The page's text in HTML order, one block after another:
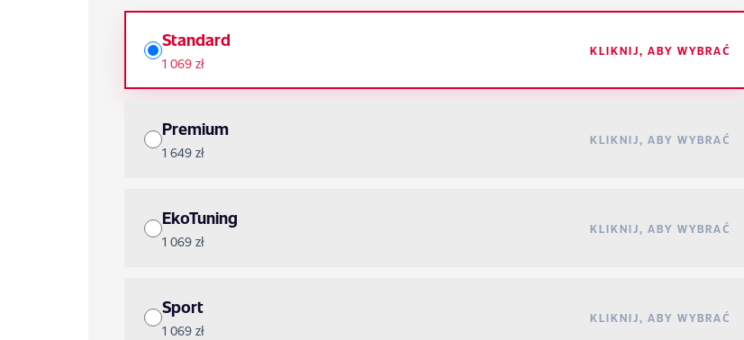
Standard
1 069 zł
KLIKNIJ, ABY WYBRAĆ
Premium
1 649 zł
KLIKNIJ, ABY WYBRAĆ
EkoTuning
1 069 zł
KLIKNIJ, ABY WYBRAĆ
Sport
1 069 zł
KLIKNIJ, ABY WYBRAĆ